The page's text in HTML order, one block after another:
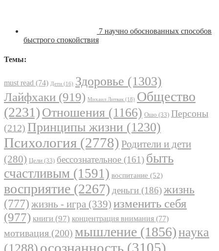
7 научно обоснованных способов
быстрого спокойствия
Темы:
must read (74) Дети (16) Здоровье (1303)
Лайфхаки (919) Михаил Литвак (18) Общество
(2231) Отношения (1166) Ошо (33) Персоны
(212) Принципы жизни (1230)
Психология (2778) Родители и дети
(280) Цели (33) бессознательное (161) быть
счастливым (1591) воспитание (52)
восприятие (2267) деньги (186)жизнь
(777) жизнь - игра (339) изменить себя
(977) книги (97) концентрация внимания (77)
мотивация (200) мышление (1856)наука
осознанность (3105)